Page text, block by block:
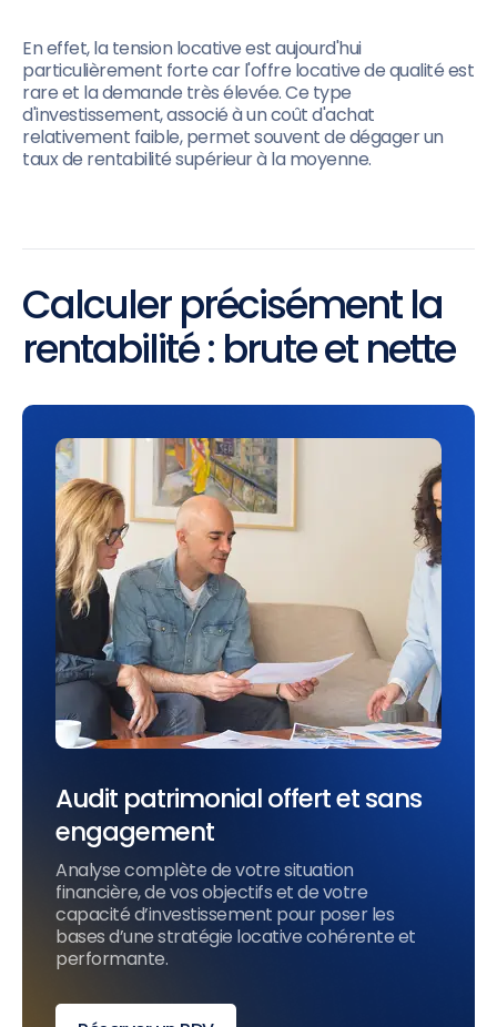
En effet, la tension locative est aujourd'hui
particulièrement forte car l'offre locative de qualité est
rare et la demande très élevée. Ce type
d'investissement, associé à un coût d'achat
relativement faible, permet souvent de dégager un
taux de rentabilité supérieur à la moyenne.
Calculer précisément la
rentabilité : brute et nette
Audit patrimonial offert et sans
engagement
Analyse complète de votre situation
financière, de vos objectifs et de votre
capacité d’investissement pour poser les
bases d’une stratégie locative cohérente et
performante.